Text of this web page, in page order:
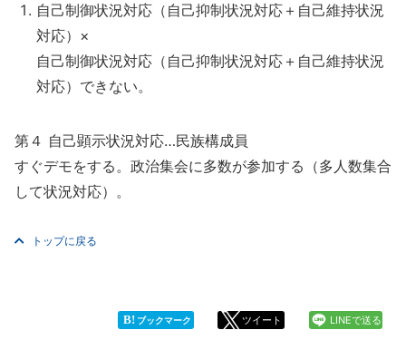
自己制御状況対応（自己抑制状況対応＋自己維持状況
対応）×
自己制御状況対応（自己抑制状況対応＋自己維持状況
対応）できない。
第４ 自己顕示状況対応…民族構成員
すぐデモをする。政治集会に多数が参加する（多人数集合
して状況対応）。
トップに戻る
B! ブックマーク ツイート LINEで送る